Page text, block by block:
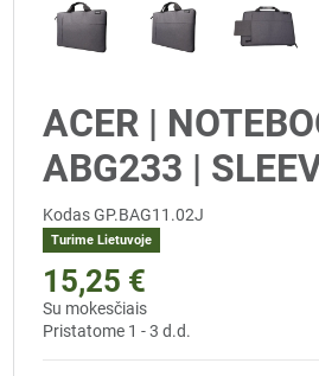
ACER |
ABG233 |
KodasGP.BAG11.02J
Turime Lietuvoje
15,25 €
Su mokesčiais
Pristatome 1 - 3 d.d.